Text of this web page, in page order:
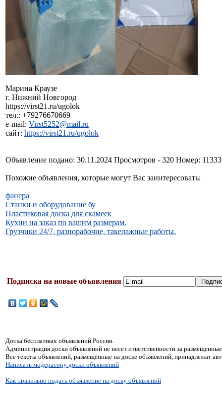
Марина Краузе
г. Нижний Новгород
https://virst21.ru/ugolok
тел.: +79276670669
e-mail: Virst5252@mail.ru
сайт: https://virst21.ru/ugolok
Объявление подано: 30.11.2024 Просмотров - 320 Номер:
Похожие объявления, которые могут Вас заинтересовать:
фанера
Станки и оборудование бу
Пластиковая доска для скамеек
Кухни на заказ по вашим размерам.
Грузчики 24/7, разнорабочие, такелажные работы.
Подписка на новые объявления
Доска бесплатных объявлений России.
Администрация доски объявлений не несет ответственности за
Все тексты объявлений, размещённые на доске объявлений, принадлежат
Написать модератору доски объявлений
Как правильно подать объявление на доску объявлений